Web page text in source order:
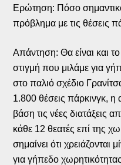
Ερώτηση: Πόσο
πρόβλημα με τις θέσεις
Απάντηση: Θα είναι και
στιγμή που μιλάμε για
στο παλιό σχέδιο
1.800 θέσεις πάρκινγκ,
βάση τις νέες διατάξεις
κάθε 12 θεατές επί της
σημαίνει ότι χρειάζονται
για γήπεδο